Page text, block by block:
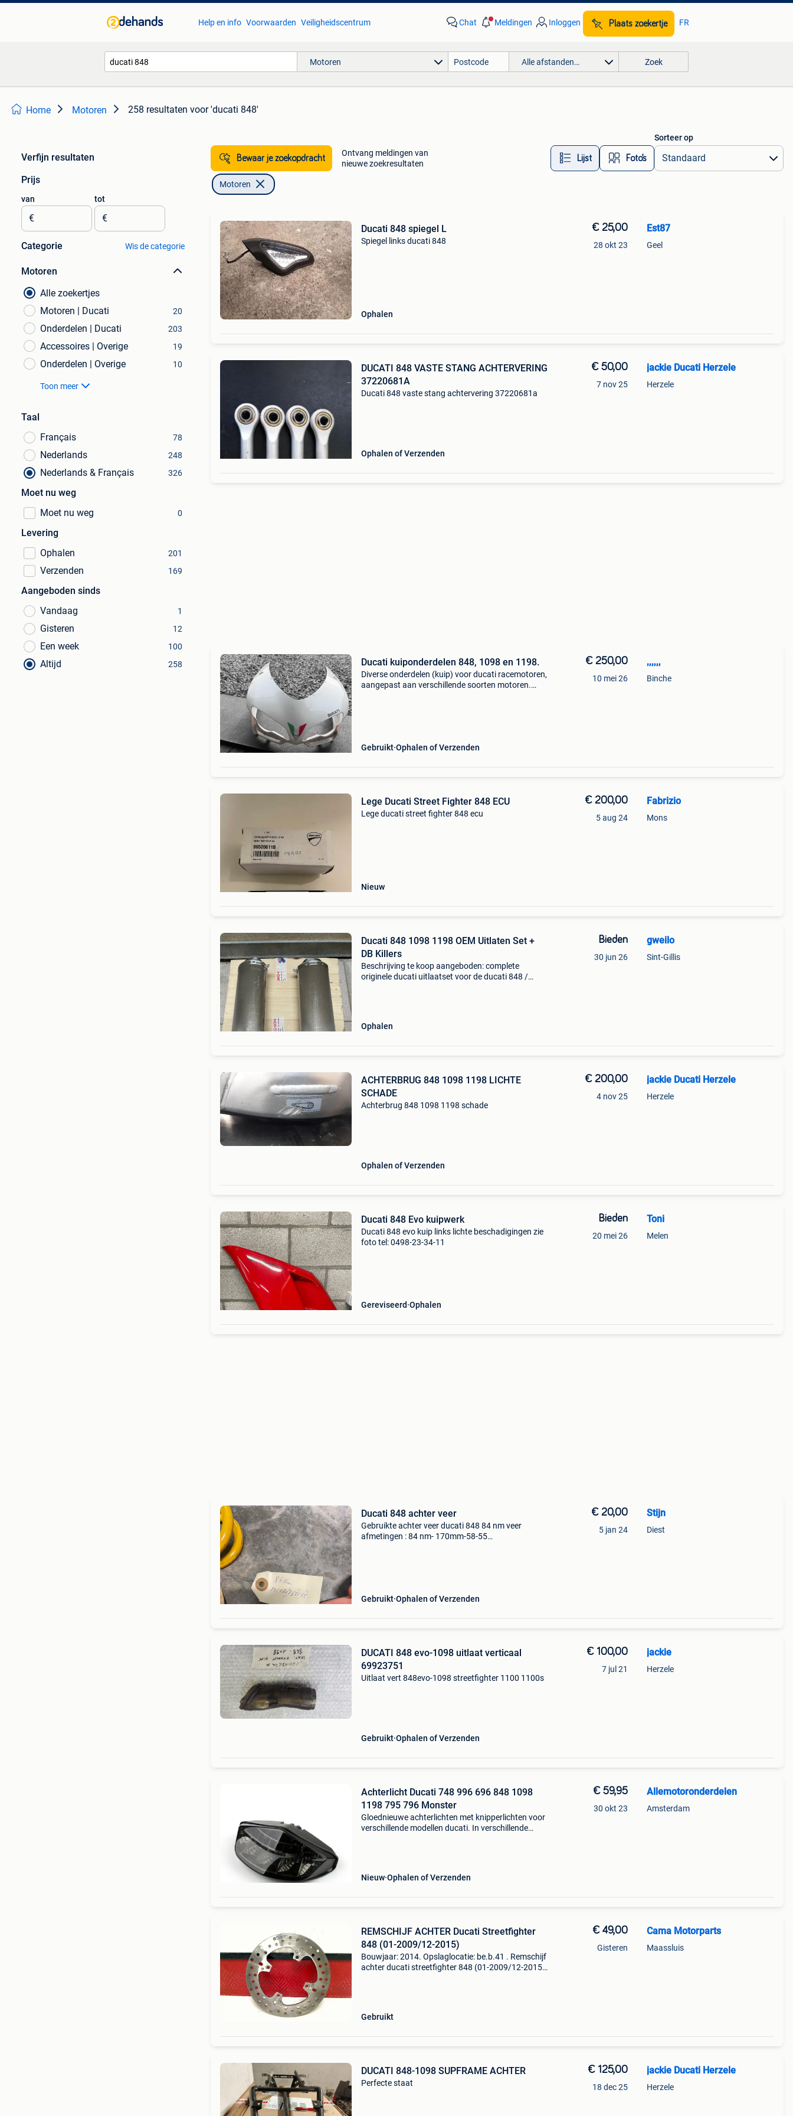
Help en info Voorwaarden Veiligheidscentrum Chat Meldingen Inloggen Plaats zoekertje FR
Motoren Alle afstanden… Zoek
Home Motoren 258 resultaten voor 'ducati 848'
Verfijn resultaten
Prijs
van
€
tot
€
Categorie Wis de categorie
Motoren
Alle zoekertjes
Motoren | Ducati
20
Onderdelen | Ducati 203
Accessoires | Overige 19
Onderdelen | Overige 10
Toon meer
Taal
Français
78
Nederlands 248
Nederlands & Français 326
Moet nu weg
Moet nu weg
0
Levering
Ophalen
201
Verzenden 169
Aangeboden sinds
Vandaag
1
Gisteren 12
Een week 100
Altijd 258
Bewaar je zoekopdracht
Ontvang meldingen van
nieuwe zoekresultaten
Lijst Foto’s
Sorteer op
Motoren
Ducati 848 spiegel L
Spiegel links ducati 848
Ophalen
€ 25,00
28 okt 23
Est87
Geel
DUCATI 848 VASTE STANG ACHTERVERING
37220681A
Ducati 848 vaste stang achtervering 37220681a
Ophalen of Verzenden
€ 50,00
7 nov 25
jackie Ducati Herzele
Herzele
Ducati kuiponderdelen 848, 1098 en 1198.
Diverse onderdelen (kuip) voor ducati racemotoren,
aangepast aan verschillende soorten motoren.
Gebruikt Ophalen of Verzenden
€ 250,00
10 mei 26
,,,,,,
Binche
Lege Ducati Street Fighter 848 ECU
Lege ducati street fighter 848 ecu
Nieuw
€ 200,00
5 aug 24
Fabrizio
Mons
Ducati 848 1098 1198 OEM Uitlaten Set +
DB Killers
Beschrijving te koop aangeboden: complete
originele ducati uitlaatset voor de ducati 848 /
Ophalen
Bieden
30 jun 26
gweilo
Sint-Gillis
ACHTERBRUG 848 1098 1198 LICHTE
SCHADE
Achterbrug 848 1098 1198 schade
Ophalen of Verzenden
€ 200,00
4 nov 25
jackie Ducati Herzele
Herzele
Ducati 848 Evo kuipwerk
Ducati 848 evo kuip links lichte beschadigingen zie
foto tel: 0498-23-34-11
Gereviseerd Ophalen
Bieden
20 mei 26
Toni
Melen
Ducati 848 achter veer
Gebruikte achter veer ducati 848 84 nm veer
afmetingen : 84 nm- 170mm-58-55
Gebruikt Ophalen of Verzenden
€ 20,00
5 jan 24
Stijn
Diest
DUCATI 848 evo-1098 uitlaat verticaal
69923751
Uitlaat vert 848evo-1098 streetfighter 1100 1100s
Gebruikt Ophalen of Verzenden
€ 100,00
7 jul 21
jackie
Herzele
Achterlicht Ducati 748 996 696 848 1098
1198 795 796 Monster
Gloednieuwe achterlichten met knipperlichten voor
verschillende modellen ducati. In verschillende
Nieuw Ophalen of Verzenden
€ 59,95
30 okt 23
Allemotoronderdelen
Amsterdam
REMSCHIJF ACHTER Ducati Streetfighter
848 (01-2009/12-2015)
Bouwjaar: 2014. Opslaglocatie: be.b.41 . Remschijf
achter ducati streetfighter 848 (01-2009/12-2015)
Gebruikt
€ 49,00
Gisteren
Cama Motorparts
Maassluis
DUCATI 848-1098 SUPFRAME ACHTER
Perfecte staat
€ 125,00
18 dec 25
jackie Ducati Herzele
Herzele